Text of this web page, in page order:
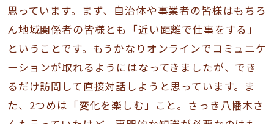
思っています。まず、自治体や事業者の皆様はもちろ
ん地域関係者の皆様とも「近い距離で仕事をする」
ということです。もうかなりオンラインでコミュニケ
ーションが取れるようにはなってきましたが、でき
るだけ訪問して直接対話しようと思っています。ま
た、2つめは「変化を楽しむ」こと。さっき八幡木さ